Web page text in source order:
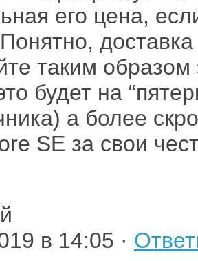
его цена,
Понятно,
таким
будет на
а более
SE за свои
в 14:05 ·